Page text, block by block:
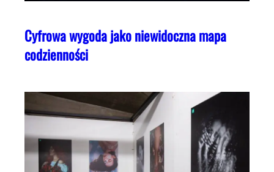
Cyfrowa wygoda jako niewidoczna mapa
codzienności